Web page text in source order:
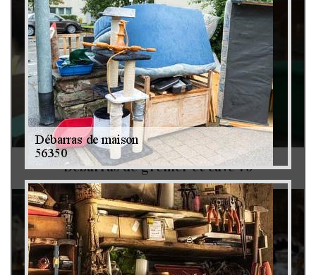
Débarras de grenier et cave 79